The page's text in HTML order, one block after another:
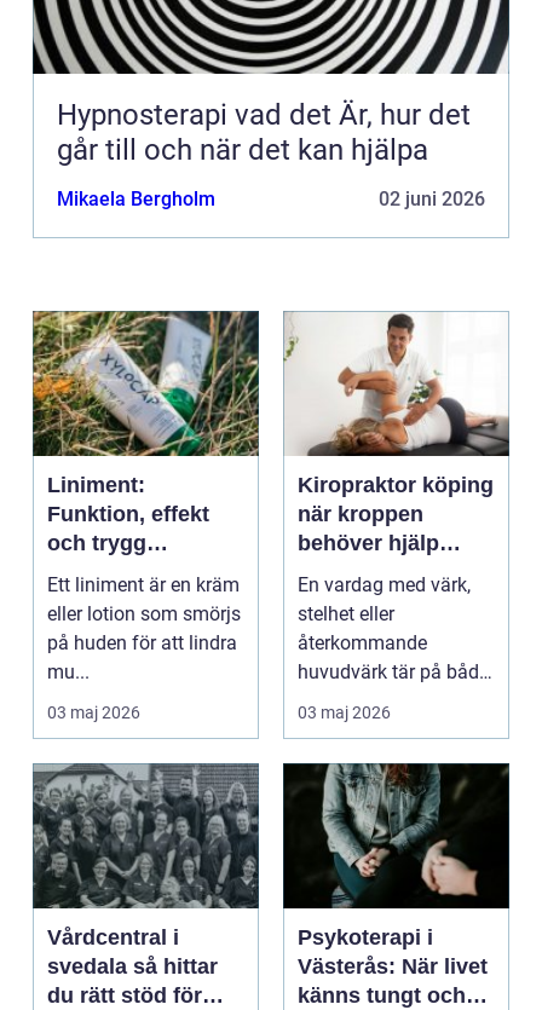
Hypnosterapi vad det Är, hur det
går till och när det kan hjälpa
Mikaela Bergholm 02 juni 2026
Liniment:
Funktion, effekt
och trygg
användning
Ett liniment är en kräm
eller lotion som smörjs
på huden för att lindra
mu...
03 maj 2026
Kiropraktor köping
när kroppen
behöver hjälp
tillbaka
En vardag med värk,
stelhet eller
återkommande
huvudvärk tär på både
ork och humör. Många
går länge ...
03 maj 2026
Vårdcentral i
svedala så hittar
du rätt stöd för
Psykoterapi i
Västerås: När livet
känns tungt och